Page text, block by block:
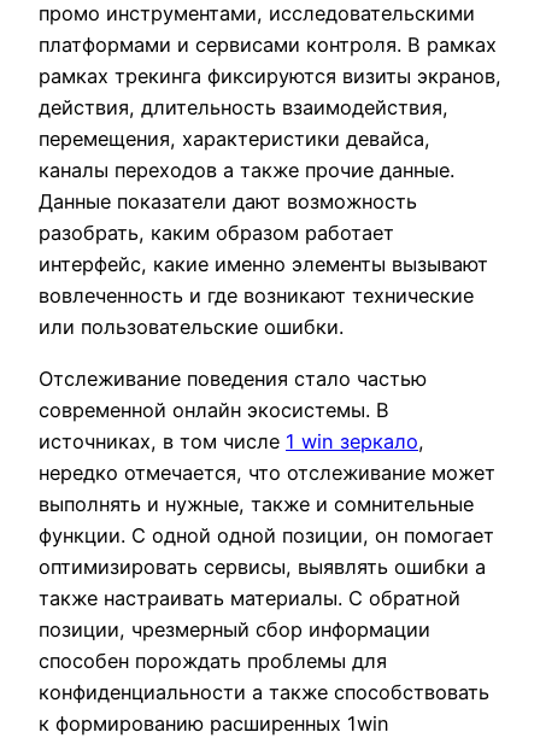
промо инструментами, исследовательскими
платформами и сервисами контроля. В рамках
рамках трекинга фиксируются визиты экранов,
действия, длительность взаимодействия,
перемещения, характеристики девайса,
каналы переходов а также прочие данные.
Данные показатели дают возможность
разобрать, каким образом работает
интерфейс, какие именно элементы вызывают
вовлеченность и где возникают технические
или пользовательские ошибки.
Отслеживание поведения стало частью
современной онлайн экосистемы. В
источниках, в том числе 1 win зеркало,
нередко отмечается, что отслеживание может
выполнять и нужные, также и сомнительные
функции. С одной одной позиции, он помогает
оптимизировать сервисы, выявлять ошибки а
также настраивать материалы. С обратной
позиции, чрезмерный сбор информации
способен порождать проблемы для
конфиденциальности а также способствовать
к формированию расширенных 1win